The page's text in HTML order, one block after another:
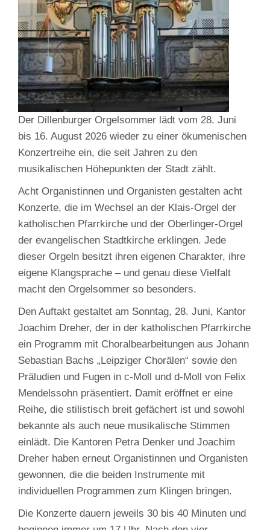
Der Dillenburger Orgelsommer lädt vom 28. Juni
bis 16. August 2026 wieder zu einer ökumenischen
Konzertreihe ein, die seit Jahren zu den
musikalischen Höhepunkten der Stadt zählt.
Acht Organistinnen und Organisten gestalten acht
Konzerte, die im Wechsel an der Klais‑Orgel der
katholischen Pfarrkirche und der Oberlinger‑Orgel
der evangelischen Stadtkirche erklingen. Jede
dieser Orgeln besitzt ihren eigenen Charakter, ihre
eigene Klangsprache – und genau diese Vielfalt
macht den Orgelsommer so besonders.
Den Auftakt gestaltet am Sonntag, 28. Juni, Kantor
Joachim Dreher, der in der katholischen Pfarrkirche
ein Programm mit Choralbearbeitungen aus Johann
Sebastian Bachs „Leipziger Chorälen“ sowie den
Präludien und Fugen in c‑Moll und d‑Moll von Felix
Mendelssohn präsentiert. Damit eröffnet er eine
Reihe, die stilistisch breit gefächert ist und sowohl
bekannte als auch neue musikalische Stimmen
einlädt. Die Kantoren Petra Denker und Joachim
Dreher haben erneut Organistinnen und Organisten
gewonnen, die die beiden Instrumente mit
individuellen Programmen zum Klingen bringen.
Die Konzerte dauern jeweils 30 bis 40 Minuten und